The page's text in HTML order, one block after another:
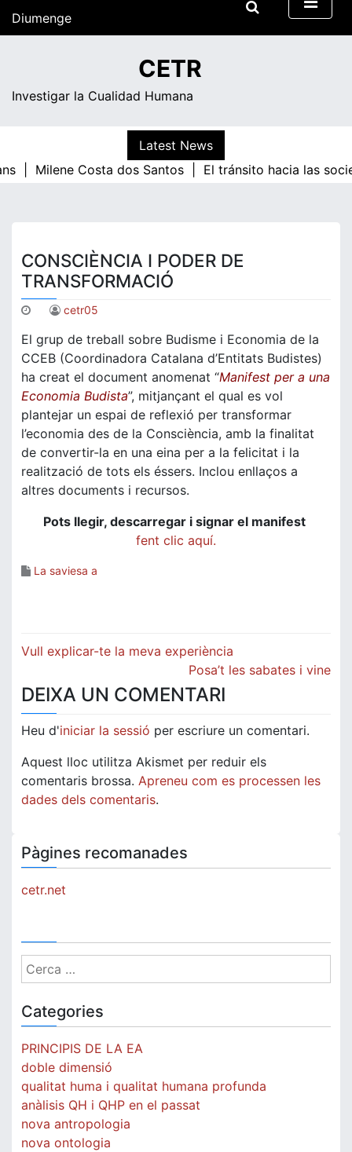
Diumenge
CETR
Investigar la Cualidad Humana
Latest News
|
Milene Costa dos Santos | El tránsito hacia las
CONSCIÈNCIA I PODER DE
TRANSFORMACIÓ
cetr05
El grup de treball sobre Budisme i Economia de la
CCEB (Coordinadora Catalana d’Entitats Budistes)
ha creat el document anomenat “Manifest per a una
Economia Budista”, mitjançant el qual es vol
plantejar un espai de reflexió per transformar
l’economia des de la Consciència, amb la finalitat
de convertir-la en una eina per a la felicitat i la
realització de tots els éssers. Inclou enllaços a
altres documents i recursos.
Pots llegir, descarregar i signar el manifest
fent clic aquí.
La saviesa a
Navegació
Vull explicar-te la meva experiència
Posa’t les sabates i vine
DEIXA UN COMENTARI
Heu d'iniciar la sessió per escriure un comentari.
Aquest lloc utilitza Akismet per reduir els
comentaris brossa. Apreneu com es processen les
dades dels comentaris.
Pàgines recomanades
cetr.net
Cerca:
Categories
PRINCIPIS DE LA EA
doble dimensió
qualitat huma i qualitat humana profunda
anàlisis QH i QHP en el passat
nova antropologia
nova ontologia